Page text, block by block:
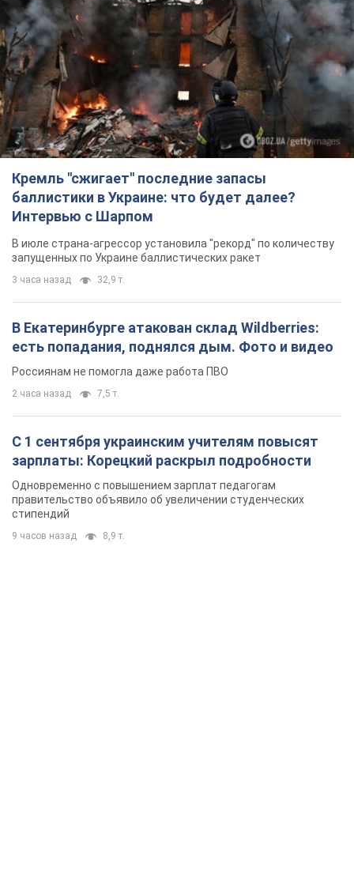
Кремль "сжигает" последние запасы
баллистики в Украине: что будет далее?
Интервью с Шарпом
В июле страна-агрессор установила "рекорд" по количеству
запущенных по Украине баллистических ракет
3 часа назад 32,9 т.
В Екатеринбурге атакован склад Wildberries:
есть попадания, поднялся дым. Фото и видео
Россиянам не помогла даже работа ПВО
2 часа назад
С 1 сентября украинским учителям повысят
зарплаты: Корецкий раскрыл подробности
Одновременно с повышением зарплат педагогам
правительство объявило об увеличении студенческих
9 часов назад 8,9 т.